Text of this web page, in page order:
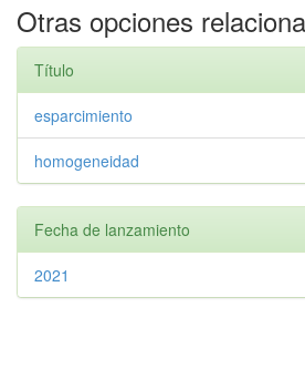
Otras opciones
Título
esparcimiento
homogeneidad
Fecha de lanzamiento
2021